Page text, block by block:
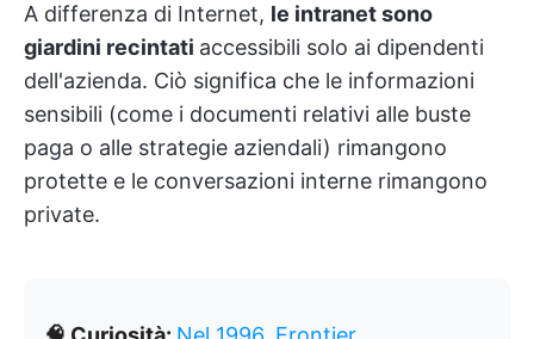
A differenza di Internet, le intranet sono
giardini recintati accessibili solo ai dipendenti
dell'azienda. Ciò significa che le informazioni
sensibili (come i documenti relativi alle buste
paga o alle strategie aziendali) rimangono
protette e le conversazioni interne rimangono
private.